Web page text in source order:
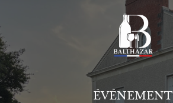
contenu
ÉVÉNEMENT